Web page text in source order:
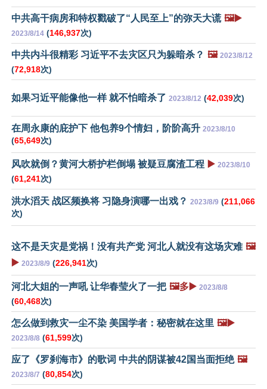
中共高干病房和特权戳破了“人民至上”的弥天大谎 🖼️▶️
2023/8/14 (146,937次)
中共内斗很精彩 习近平不去灾区只为躲暗杀？ 🖼️ 2023/8/12
(72,918次)
如果习近平能像他一样 就不怕暗杀了 2023/8/12 (42,039次)
在周永康的庇护下 他包养9个情妇，阶阶高升 2023/8/10
(65,649次)
风吹就倒？黄河大桥护栏倒塌 被疑豆腐渣工程 ▶️ 2023/8/10
(61,241次)
洪水滔天 战区频换将 习隐身演哪一出戏？ 2023/8/9 (211,066
次)
这不是天灾是党祸！没有共产党 河北人就没有这场灾难 🖼️
▶️ 2023/8/9 (226,941次)
河北大姐的一声吼 让华春莹火了一把 🖼️多▶️ 2023/8/8
(60,468次)
怎么做到救灾一尘不染 美国学者：秘密就在这里 🖼️▶️
2023/8/8 (61,599次)
应了《罗刹海市》的歌词 中共的阴谋被42国当面拒绝 🖼️
2023/8/7 (80,854次)